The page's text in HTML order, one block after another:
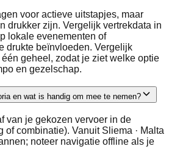
voor actieve uitstapjes, maar
drukker zijn. Vergelijk vertrekdata in
lokale evenementen of
drukte beïnvloeden. Vergelijk
geheel, zodat je ziet welke optie
en gezelschap.
en wat is handig om mee te nemen?
van je gekozen vervoer in de
of combinatie). Vanuit Sliema · Malta
noteer navigatie offline als je